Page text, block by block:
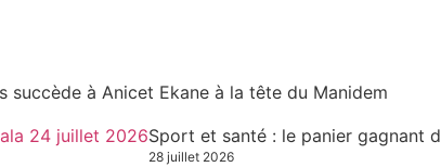
succède à Anicet Ekane à la tête du Manidem
Sport et santé : le panier gagnant
28 juillet 2026